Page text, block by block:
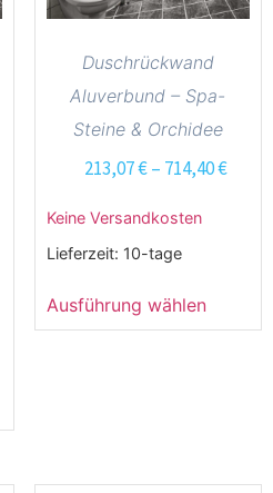
Duschrückwand
Aluverbund – Spa-
Steine & Orchidee
213,07€– 714,40€
Keine Versandkosten
Lieferzeit: 10-tage
Ausführung wählen